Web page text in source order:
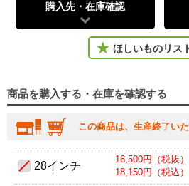
購入先・在庫確認
ほしいものリス
商品を購入する・在庫を確認する
この商品は、生産終了いた
28インチ
16,500円（税抜）
18,150円（税込）